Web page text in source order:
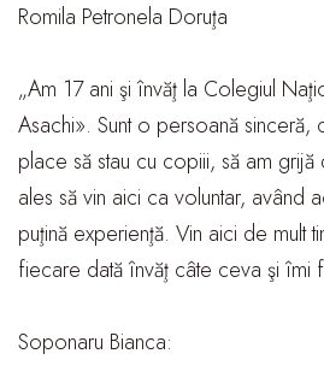
Romila Petronela Doruţa
„Am 17 ani şi învăţ la Colegiul
Asachi». Sunt o persoană sinceră,
place să stau cu copiii, să am
ales să vin aici ca voluntar, având
puţină experienţă. Vin aici de mult
fiecare dată învăţ câte ceva şi îmi
Soponaru Bianca: